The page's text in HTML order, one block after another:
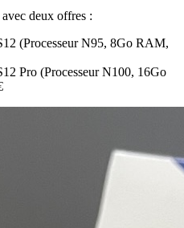
deux offres :
(Processeur N95, 8Go RAM,
Pro (Processeur N100, 16Go